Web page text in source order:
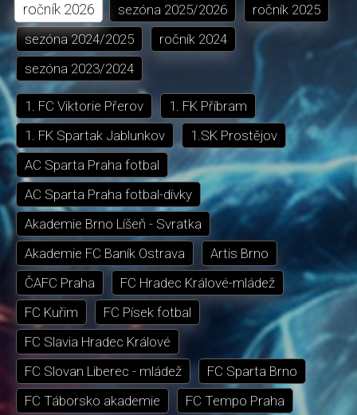
ročník 2026 sezóna 2025/2026 ročník 2025
sezóna 2024/2025 ročník 2024
sezóna 2023/2024
1. FC Viktorie Přerov
1. FK Příbram
1. FK Spartak Jablunkov
1.SK Prostějov
AC Sparta Praha fotbal
AC Sparta Praha fotbal-dívky
Akademie Brno Líšeň - Svratka
Akademie FC Baník Ostrava
Artis Brno
ČAFC Praha
FC Hradec Králové-mládež
FC Kuřim
FC Písek fotbal
FC Slavia Hradec Králové
FC Slovan Liberec - mládež
FC Sparta Brno
FC Táborsko akademie
FC Tempo Praha